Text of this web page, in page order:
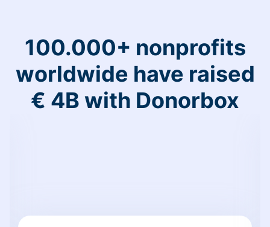
100.000+ nonprofits
worldwide have raised
€ 4B with Donorbox